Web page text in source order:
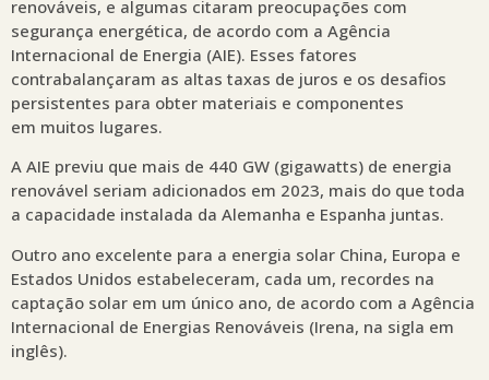
renováveis, e algumas citaram preocupações com
segurança energética, de acordo com a Agência
Internacional de Energia (AIE). Esses fatores
contrabalançaram as altas taxas de juros e os desafios
persistentes para obter materiais e componentes
em muitos lugares.
A AIE previu que mais de 440 GW (gigawatts) de energia
renovável seriam adicionados em 2023, mais do que toda
a capacidade instalada da Alemanha e Espanha juntas.
Outro ano excelente para a energia solar China, Europa e
Estados Unidos estabeleceram, cada um, recordes na
captação solar em um único ano, de acordo com a Agência
Internacional de Energias Renováveis (Irena, na sigla em
inglês).